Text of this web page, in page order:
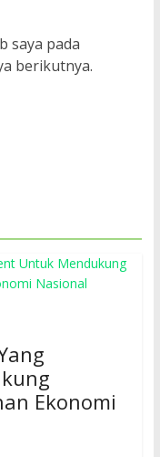
saya pada
berikutnya.
Ekonomi